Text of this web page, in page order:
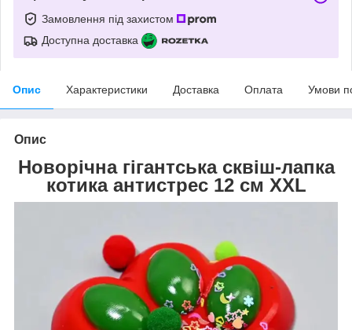
Замовлення під захистом
Доступна доставка
Опис Характеристики Доставка Оплата Умови
Опис
Новорічна гігантська сквіш-лапка
котика антистрес 12 см XXL